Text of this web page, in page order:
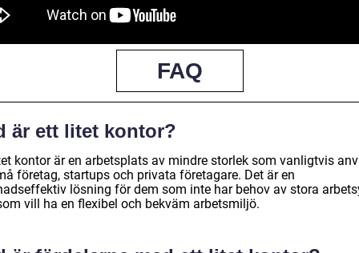
FAQ
är ett litet kontor?
kontor är en arbetsplats av mindre storlek som vanligtvis
företag, startups och privata företagare. Det är en
lösning för dem som inte har behov av stora
vill ha en flexibel och bekväm arbetsmiljö.